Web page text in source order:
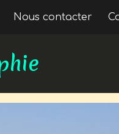
Skip to
Nous contacter